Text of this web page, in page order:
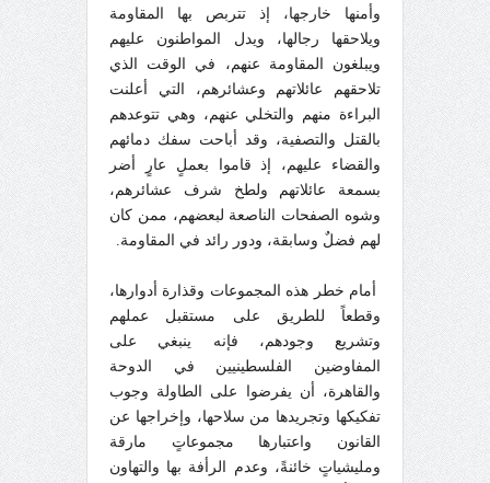
وأمنها خارجها، إذ تتربص بها المقاومة
ويلاحقها رجالها، ويدل المواطنون عليهم
ويبلغون المقاومة عنهم، في الوقت الذي
تلاحقهم عائلاتهم وعشائرهم، التي أعلنت
البراءة منهم والتخلي عنهم، وهي تتوعدهم
بالقتل والتصفية، وقد أباحت سفك دمائهم
والقضاء عليهم، إذ قاموا بعملٍ عارٍ أضر
بسمعة عائلاتهم ولطخ شرف عشائرهم،
وشوه الصفحات الناصعة لبعضهم، ممن كان
لهم فضلٌ وسابقة، ودور رائد في المقاومة.
أمام خطر هذه المجموعات وقذارة أدوارها،
وقطعاً للطريق على مستقبل عملهم
وتشريع وجودهم، فإنه ينبغي على
المفاوضين الفلسطينيين في الدوحة
والقاهرة، أن يفرضوا على الطاولة وجوب
تفكيكها وتجريدها من سلاحها، وإخراجها عن
القانون واعتبارها مجموعاتٍ مارقة
ومليشياتٍ خائنةً، وعدم الرأفة بها والتهاون